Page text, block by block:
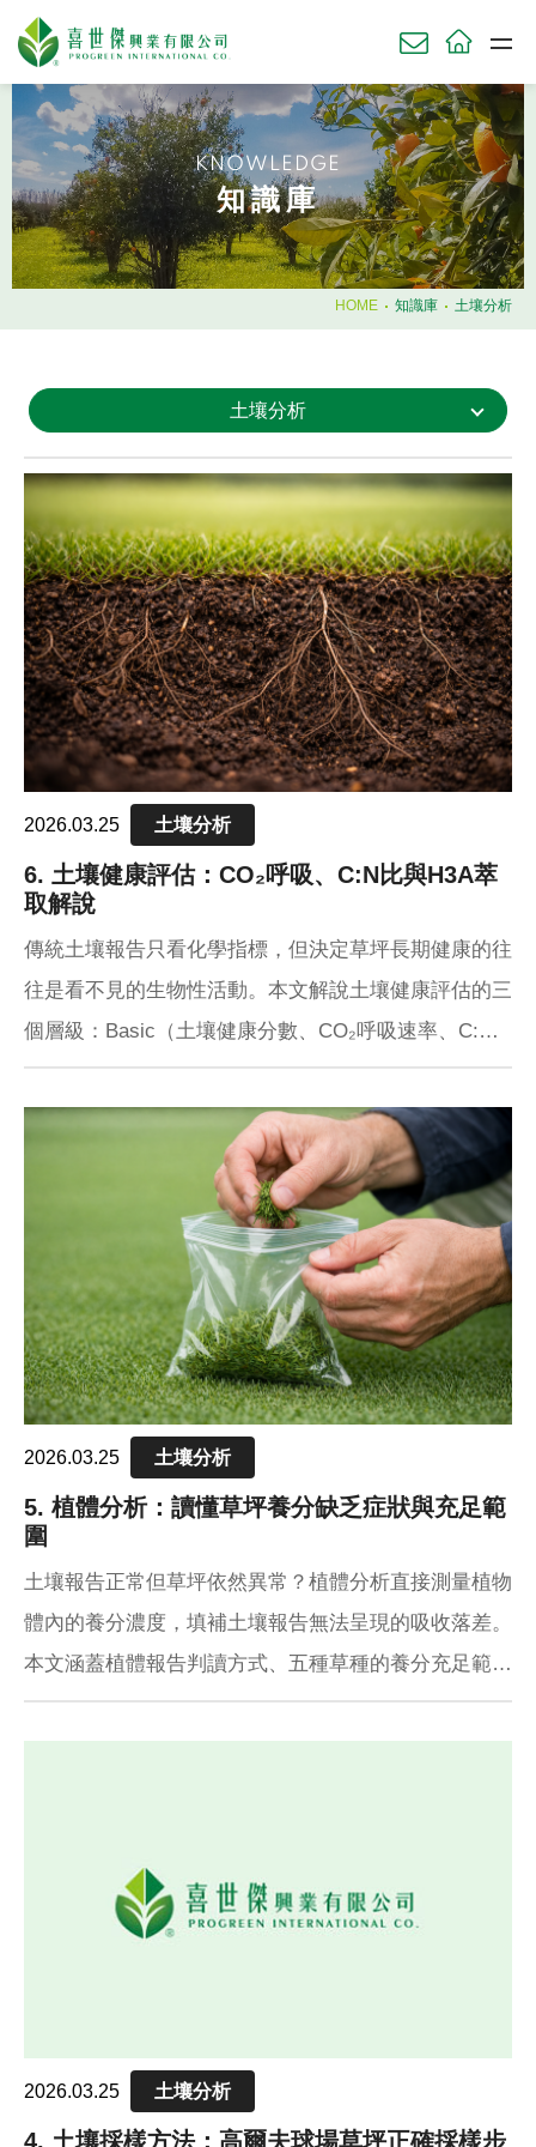
關於我們
草坪產品 TURF
農業產品
園藝產品
技術服務
pH值量表 PH
代理品牌
網站地圖
Facebook
KNOWLEDGE
知識庫
HOME 知識庫 土壤分析
土壤分析
2026.03.25 土壤分析
6. 土壤健康評估：CO₂呼吸、C:N比與H3A萃
取解說
傳統土壤報告只看化學指標，但決定草坪長期健康的往
往是看不見的生物性活動。本文解說土壤健康評估的三
個層級：Basic（土壤健康分數、CO₂呼吸速率、C:N
比）、Routine（水溶性萃取、可礦化氮磷）、
Complete（H3A萃取與磷固定風險評估），幫助草坪
管理者全面掌握土壤品質。
2026.03.25 土壤分析
5. 植體分析：讀懂草坪養分缺乏症狀與充足範
圍
土壤報告正常但草坪依然異常？植體分析直接測量植物
體內的養分濃度，填補土壤報告無法呈現的吸收落差。
本文涵蓋植體報告判讀方式、五種草種的養分充足範圍
對照表，以及氮、磷、鉀、鈣、鎂、硫、鋅、錳、銅、
鐵、硼共11種養分的功能與缺乏症狀完整解說。
2026.03.25 土壤分析
4. 土壤採樣方法：高爾夫球場草坪正確採樣步